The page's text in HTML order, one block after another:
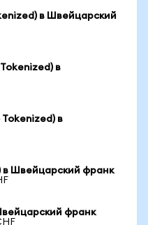
в Швейцарский
в
в
в Швейцарский франк
франк